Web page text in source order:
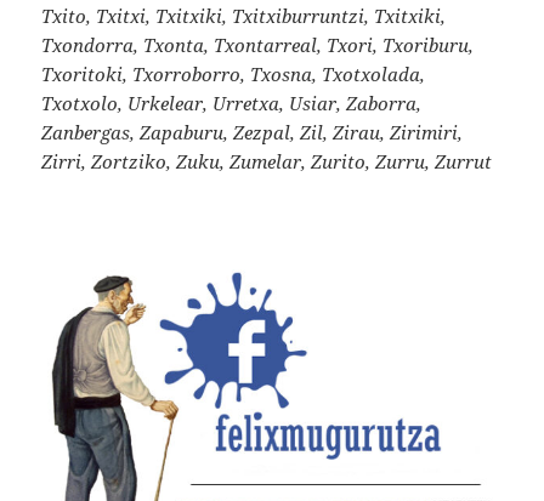
Txito, Txitxi, Txitxiki, Txitxiburruntzi, Txitxiki,
Txondorra, Txonta, Txontarreal, Txori, Txoriburu,
Txoritoki, Txorroborro, Txosna, Txotxolada,
Txotxolo, Urkelear, Urretxa, Usiar, Zaborra,
Zanbergas, Zapaburu, Zezpal, Zil, Zirau, Zirimiri,
Zirri, Zortziko, Zuku, Zumelar, Zurito, Zurru, Zurrut